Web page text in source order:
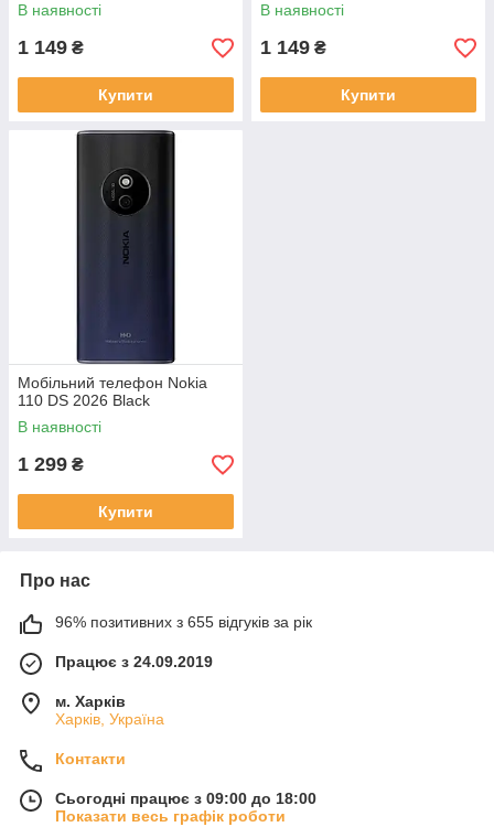
В наявності
1 149 ₴
Купити
В наявності
1 149 ₴
Купити
Мобільний телефон Nokia
110 DS 2026 Black
В наявності
1 299 ₴
Купити
Про нас
96% позитивних з 655 відгуків за рік
Працює з 24.09.2019
м. Харків
Харків, Україна
Контакти
Сьогодні працює з 09:00 до 18:00
Показати весь графік роботи